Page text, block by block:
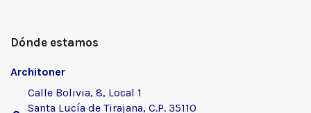
Dónde estamos
Architoner
Calle Bolivia, 8, Local 1
Santa Lucía de Tirajana, C.P. 35110